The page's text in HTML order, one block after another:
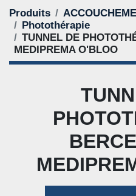
Produits
Photothérapie
TUNNEL DE
MEDIPREMA O'BLOO